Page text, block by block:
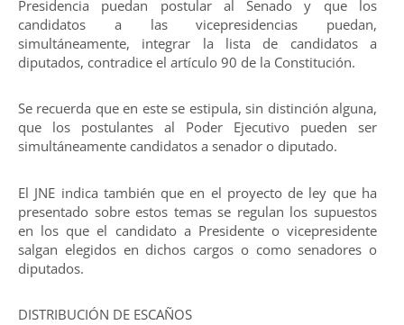
Presidencia puedan postular al Senado y que los
candidatos a las vicepresidencias puedan,
simultáneamente, integrar la lista de candidatos a
diputados, contradice el artículo 90 de la Constitución.
Se recuerda que en este se estipula, sin distinción alguna,
que los postulantes al Poder Ejecutivo pueden ser
simultáneamente candidatos a senador o diputado.
El JNE indica también que en el proyecto de ley que ha
presentado sobre estos temas se regulan los supuestos
en los que el candidato a Presidente o vicepresidente
salgan elegidos en dichos cargos o como senadores o
diputados.
DISTRIBUCIÓN DE ESCAÑOS